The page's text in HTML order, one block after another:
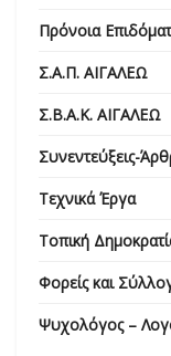
Πρόνοια
Σ.Α.Π. ΑΙΓΑΛΕΩ
Σ.Β.Α.Κ. ΑΙΓΑΛΕΩ
Συνεντεύξεις-
Τεχνικά Έργα
Τοπική
Φορείς και
Ψυχολόγος –